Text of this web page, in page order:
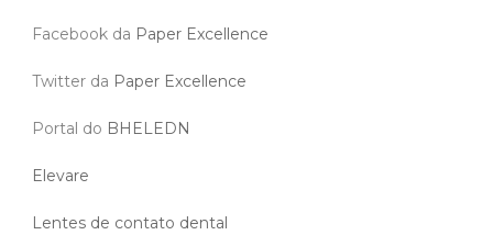
Facebook da Paper Excellence
Twitter da Paper Excellence
Portal do BHELEDN
Elevare
Lentes de contato dental